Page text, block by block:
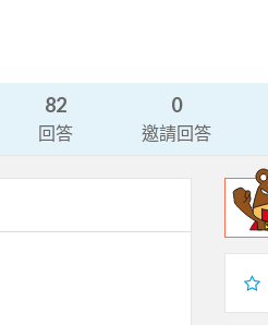
82
回答
0
邀請回答